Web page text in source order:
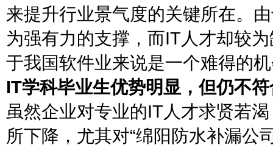
来提升行业景气度的关键所在。
为强有力的支撑，而IT人才却较
于我国软件业来说是一个难得的
IT学科毕业生优势明显，但仍不
虽然企业对专业的IT人才求贤若
所下降，尤其对“绵阳防水补漏公